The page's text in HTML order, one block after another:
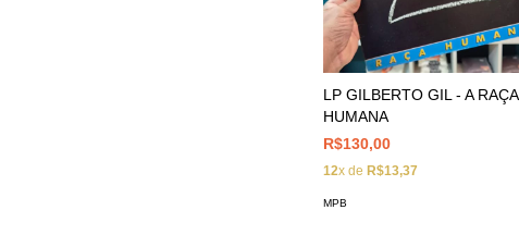
LP GILBERTO GIL - A RAÇA
HUMANA
R$130,00
12x de R$13,37
MPB